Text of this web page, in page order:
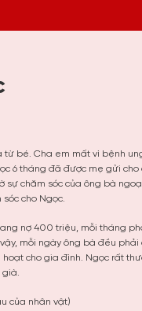
từ bé. Cha em mất vì bệnh
6 tháng đã được mẹ gửi cho
sự chăm sóc của ông bà
cho Ngọc.
nợ 400 triệu, mỗi tháng
mỗi ngày ông bà đều
cho gia đình. Ngọc rất
già.
của nhân vật)